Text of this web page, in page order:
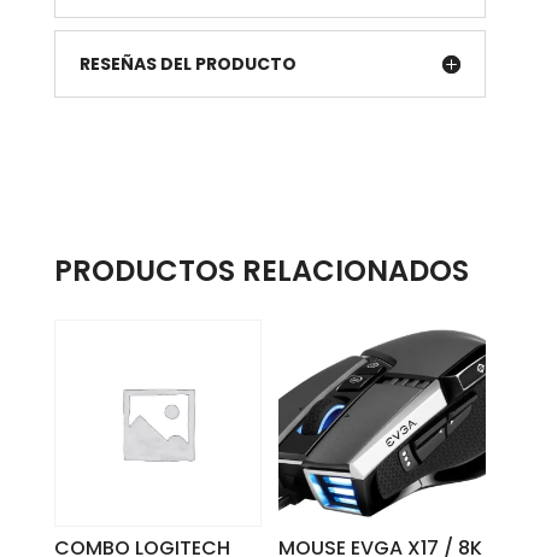
RESEÑAS DEL PRODUCTO
PRODUCTOS RELACIONADOS
COMBO LOGITECH
MOUSE EVGA X17 / 8K